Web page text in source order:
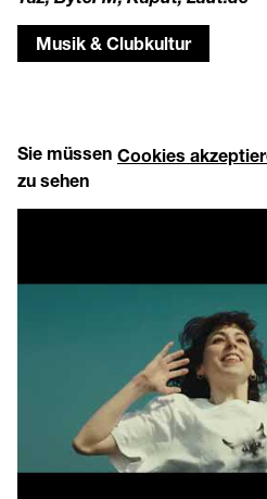
Musik & Clubkultur
Sie müssen Cookies
zu sehen